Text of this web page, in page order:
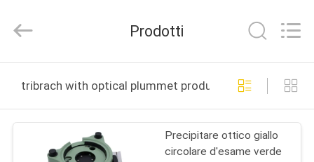
PRODOTTI
Survey
Instrument
Rights
Prodotti
tribrach with optical plummet produzione online
Precipitare ottico giallo
circolare d'esame verde